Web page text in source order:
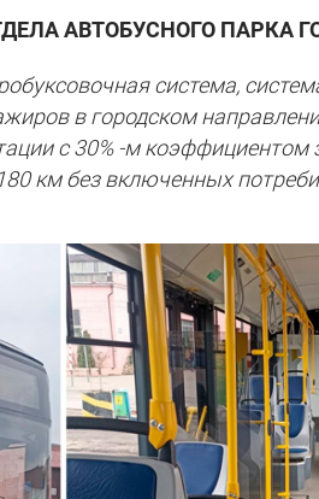
АВТОБУСНОГО ПАРКА
система,
в городском
с 30% -м коэффициентом
км без включенных